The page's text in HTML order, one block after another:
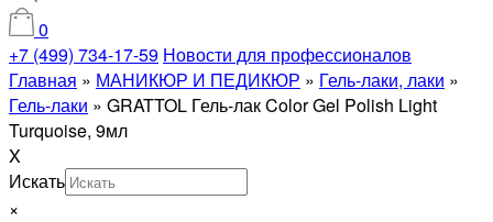
0
+7 (499) 734-17-59 Новости для профессионалов
Главная » МАНИКЮР И ПЕДИКЮР » Гель-лаки, лаки »
Гель-лаки » GRATTOL Гель-лак Color Gel Polish Light
Turquoise, 9мл
X
Искать
×